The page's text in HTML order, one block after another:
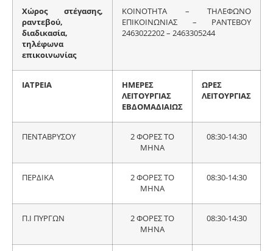
Χώρος στέγασης,
ραντεβού,
διαδικασία,
τηλέφωνα
επικοινωνίας
ΚΟΙΝΟΤΗΤΑ – ΤΗΛΕΦΩΝΟ
ΕΠΙΚΟΙΝΩΝΙΑΣ – ΡΑΝΤΕΒΟΥ
2463022202 – 2463305244
ΙΑΤΡΕΙΑ
ΗΜΕΡΕΣ
ΛΕΙΤΟΥΡΓΙΑΣ
ΕΒΔΟΜΑΔΙΑΙΩΣ
ΩΡΕΣ
ΛΕΙΤΟΥΡΓΙΑΣ
ΠΕΝΤΑΒΡΥΣΟΥ
2 ΦΟΡΕΣ ΤΟ
ΜΗΝΑ
08:30-14:30
ΠΕΡΔΙΚΑ
2 ΦΟΡΕΣ ΤΟ
ΜΗΝΑ
08:30-14:30
Π.Ι ΠΥΡΓΩΝ
2 ΦΟΡΕΣ ΤΟ
ΜΗΝΑ
08:30-14:30